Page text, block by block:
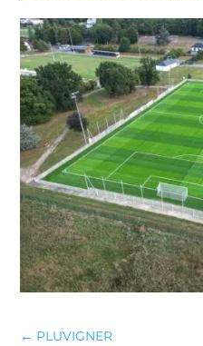
← PLUVIGNER